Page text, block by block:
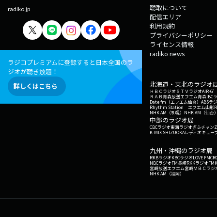
radiko.jp
ラジコプレミアムに登録すると日本全国のラ
ジオが聴き放題！
詳しくはこちら
聴取について
配信エリア
利用規約
プライバシーポリシー
ライセンス情報
radiko news
北海道・東北のラジオ
ＨＢＣラジオＳＴＶラジオAIR-G'
ＲＡＢ青森放送エフエム青森IBC
Date fm（エフエム仙台） ABSラ
Rhythm Station エフエム山形
NHK AM（札幌） NHK AM（仙台
中部のラジオ局
CBCラジオ東海ラジオぎふチャン
K-MIX SHIZUOKAレディオキュー
九州・沖縄のラジオ局
RKBラジオKBCラジオLOVE FM
NBCラジオFM長崎RKKラジオ
宮崎放送エフエム宮崎ＭＢＣラジ
NHK AM（福岡）